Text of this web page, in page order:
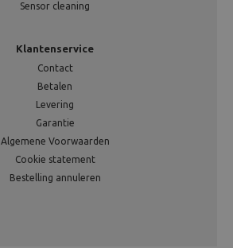
Sensor cleaning
Klantenservice
Contact
Betalen
Levering
Garantie
Algemene Voorwaarden
Cookie statement
Bestelling annuleren